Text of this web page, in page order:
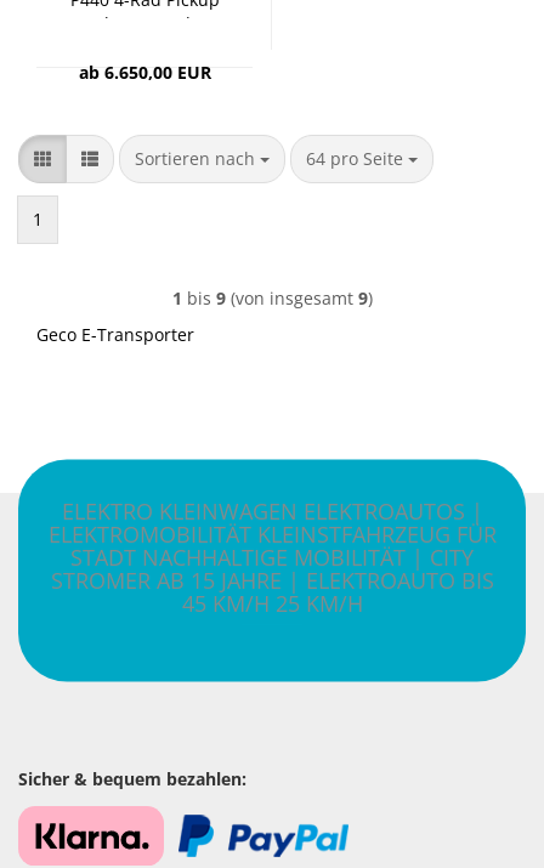
72V 6 kW Moped Auto
ab 6.650,00 EUR
Sortieren nach
Sortieren nach 64 pro Seite
pro Seite
1
1 bis 9(von insgesamt 9)
Geco E-Transporter
ELEKTRO KLEINWAGEN ELEKTROAUTOS |
ELEKTROMOBILITÄT KLEINSTFAHRZEUG FÜR
STADT NACHHALTIGE MOBILITÄT | CITY
STROMER AB 15 JAHRE | ELEKTROAUTO BIS
45 KM/H 25 KM/H
Sicher & bequem bezahlen: